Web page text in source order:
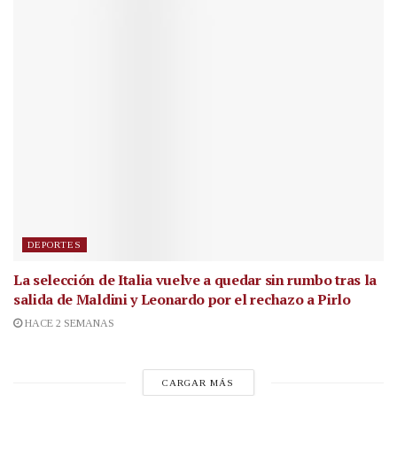
DEPORTES
La selección de Italia vuelve a quedar sin rumbo tras la
salida de Maldini y Leonardo por el rechazo a Pirlo
HACE 2 SEMANAS
CARGAR MÁS